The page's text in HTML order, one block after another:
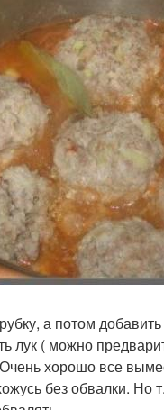
а потом
лук ( можно
хорошо все
без обвалки. Но